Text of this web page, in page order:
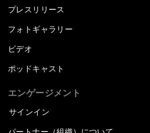
プレスリリース
フォトギャラリー
ビデオ
ポッドキャスト
エンゲージメント
サインイン